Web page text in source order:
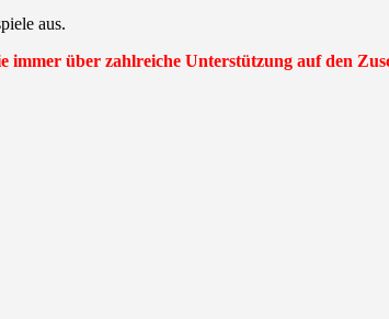
aus.
immer über zahlreiche Unterstützung auf den